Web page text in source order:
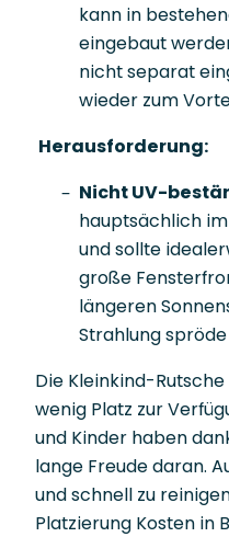
kann in
eingebaut
nicht separat
wieder zum
Herausforderung:
Nicht UV-
hauptsächlich
und sollte
große
längeren
Strahlung
Die Kleinkind-
wenig Platz zur
und Kinder haben
lange Freude daran.
und schnell zu
Platzierung Kosten in